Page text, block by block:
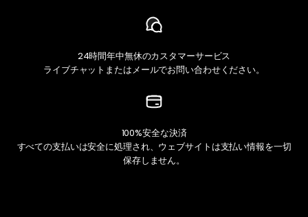
24時間年中無休のカスタマーサービス
ライブチャットまたはメールでお問い合わせください。
100%安全な決済
すべての支払いは安全に処理され、ウェブサイトは支払い情報を一切
保存しません。